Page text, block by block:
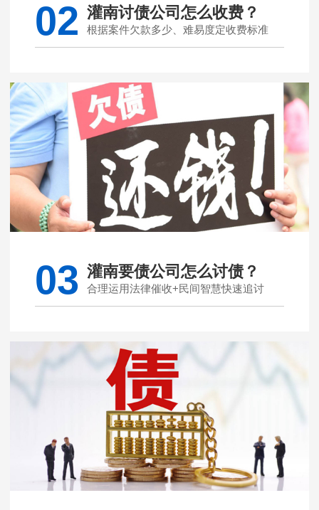
02 灌南讨债公司怎么收费？
根据案件欠款多少、难易度定收费标准
03 灌南要债公司怎么讨债？
合理运用法律催收+民间智慧快速追讨